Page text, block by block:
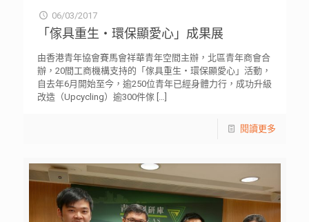
06/03/2017
「傢具重生‧環保顯愛心」成果展
由香港青年協會賽馬會祥華青年空間主辦，北區青年商會合
辦，20間工商機構支持的「傢具重生‧環保顯愛心」活動，
自去年6月開始至今，逾250位青年已經身體力行，成功升級
改造（Upcycling）逾300件傢[…]
閱讀更多